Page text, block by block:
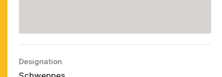
Designation